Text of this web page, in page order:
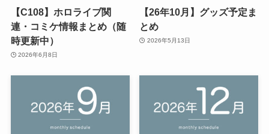
【C108】ホロライブ関
連・コミケ情報まとめ（随
時更新中）
2026年6月8日
【26年10月】グッズ予定ま
とめ
2026年5月13日